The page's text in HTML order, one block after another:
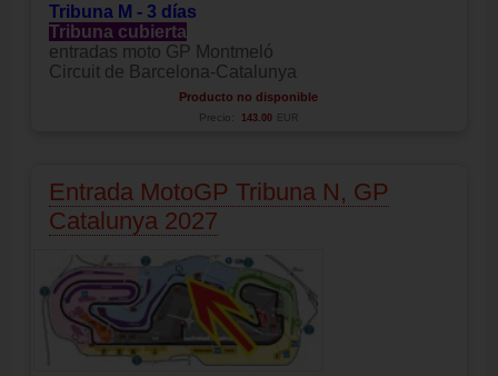
Tribuna M - 3 días
Tribuna cubierta
entradas moto GP Montmeló
Circuit de Barcelona-Catalunya
Producto no disponible
Precio: 143.00 EUR
Entrada MotoGP Tribuna N, GP
Catalunya 2027